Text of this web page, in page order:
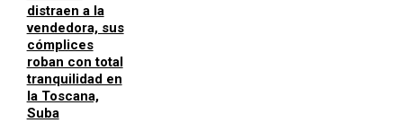
distraen a la
vendedora, sus
cómplices
roban con total
tranquilidad en
la Toscana,
Suba